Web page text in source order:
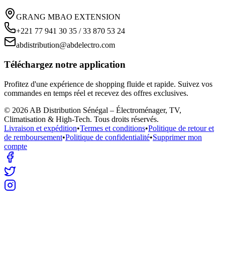
GRANG MBAO EXTENSION
+221 77 941 30 35 / 33 870 53 24
abdistribution@abdelectro.com
Téléchargez notre application
Profitez d'une expérience de shopping fluide et rapide. Suivez vos
commandes en temps réel et recevez des offres exclusives.
© 2026 AB Distribution Sénégal – Électroménager, TV,
Climatisation & High-Tech. Tous droits réservés.
Livraison et expédition•Termes et conditions•Politique de retour et
de remboursement•Politique de confidentialité•Supprimer mon
compte